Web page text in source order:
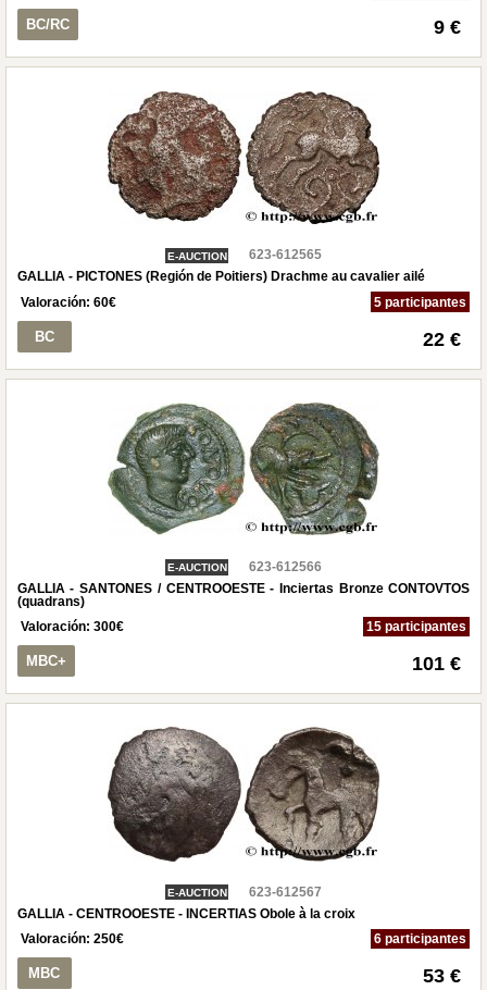
BC/RC 9 €
E-AUCTION
623-612565
GALLIA - PICTONES (Región de Poitiers) Drachme au cavalier ailé
Valoración: 60€ 5 participantes
BC 22 €
E-AUCTION
623-612566
GALLIA - SANTONES / CENTROOESTE - Inciertas Bronze CONTOVTOS
(quadrans)
Valoración: 300€ 15 participantes
MBC+ 101 €
E-AUCTION
623-612567
GALLIA - CENTROOESTE - INCERTIAS Obole à la croix
Valoración: 250€ 6 participantes
MBC 53 €